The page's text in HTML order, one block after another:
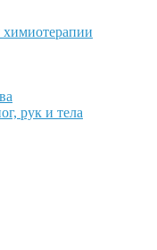
рук и тела